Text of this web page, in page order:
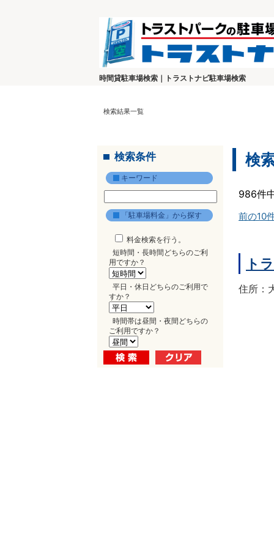
時間貸駐車場検索｜トラストナビ駐車場検索
検索結果一覧
検索条件
キーワード
「駐車場料金」から探す
料金検索を行う。
短時間・長時間どちらのご利
用ですか？
平日・休日どちらのご利用で
すか？
時間帯は昼間・夜間どちらの
ご利用ですか？
検
986件
前の10
ト
住所：